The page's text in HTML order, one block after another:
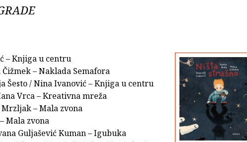
– Knjiga u centru
Čižmek – Naklada Semafora
Šesto / Nina Ivanović – Knjiga u centru
Vrca – Kreativna mreža
– Mala zvona
Mala zvona
Guljašević Kuman – Igubuka